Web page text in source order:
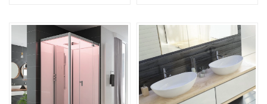
В КОРЗИНУ В КОРЗИНУ